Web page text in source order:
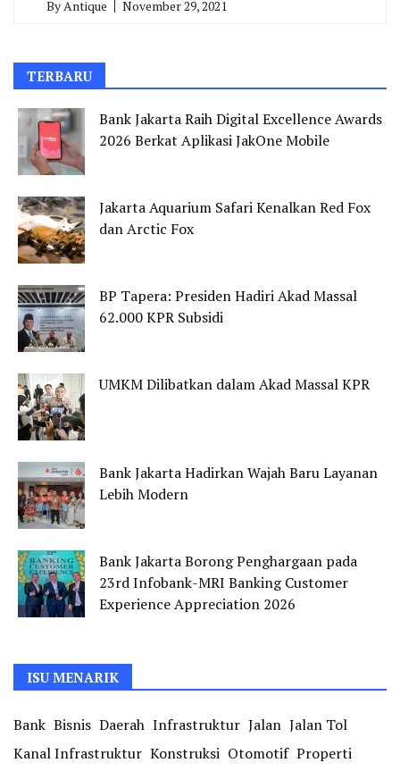
By Antique November 29, 2021
TERBARU
Bank Jakarta Raih Digital Excellence Awards
2026 Berkat Aplikasi JakOne Mobile
Jakarta Aquarium Safari Kenalkan Red Fox
dan Arctic Fox
BP Tapera: Presiden Hadiri Akad Massal
62.000 KPR Subsidi
UMKM Dilibatkan dalam Akad Massal KPR
Bank Jakarta Hadirkan Wajah Baru Layanan
Lebih Modern
Bank Jakarta Borong Penghargaan pada
23rd Infobank-MRI Banking Customer
Experience Appreciation 2026
ISU MENARIK
Bank Bisnis Daerah Infrastruktur Jalan Jalan Tol
Kanal Infrastruktur Konstruksi Otomotif Properti